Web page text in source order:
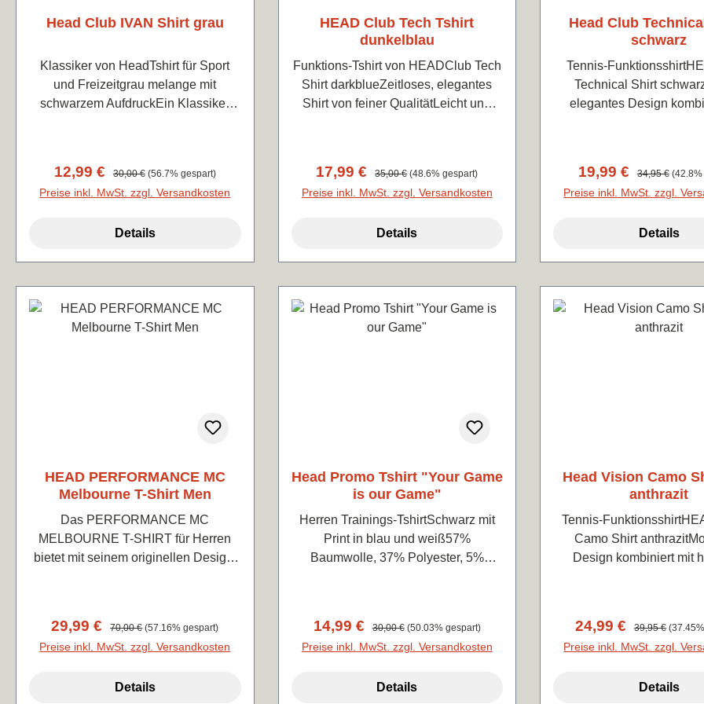
Polyester 10% Elastan woven • YKK
1-Way Zipper vorne mittig •
Feuchtigkeitsübertragung durch
Mikrofasertechnologie • Baseball
Kragen • Nackenband mit HEAD
Ärmelöffnungen
Head Club IVAN Shirt grau
Klassiker von HeadTshirt für Sport
und Freizeitgrau melange mit
schwarzem AufdruckEin Klassiker
Tragegefühl65% Polyester mit 35%
Baumwolle
Verkaufspreis:
12,99 € Regulärer Preis:
30,00 € (56.7% gespart)
Preise inkl. MwSt. zzgl. Versandkosten
Details
HEAD Club Tech Tshirt
dunkelblau
Funktions-Tshirt von HEADClub Tech
Shirt darkblueZeitloses, elegantes
Shirt von feiner QualitätLeicht und
Verkaufspreis:
17,99 € Regulärer Preis:
35,00 € (48.6% gespart)
Preise inkl. MwSt. zzgl. Versandkosten
Details
Head Club
schwarz
Tennis-
Technical Shirt
elegantes Design
Polyester ENDO
Verkaufspreis:
19,99 € Regulärer
34,95 €
Preise inkl. MwSt. zzgl.
Details
HEAD PERFORMANCE MC
Melbourne T-Shirt Men
Das PERFORMANCE MC
MELBOURNE T-SHIRT für Herren
bietet mit seinem originellen Design,
T-Shirt, das HEAD-Botschafter Marin
Cilic beim Wettkampf in Melbourne
Technologien und Materialien, die es
Verkaufspreis:
29,99 € Regulärer Preis:
70,00 € (57.16% gespart)
Preise inkl. MwSt. zzgl. Versandkosten
Details
Head Promo Tshirt "Your Game
is our Game"
Herren Trainings-TshirtSchwarz mit
Print in blau und weiß57%
Baumwolle, 37% Polyester, 5%
Verkaufspreis:
14,99 € Regulärer Preis:
30,00 € (50.03% gespart)
Preise inkl. MwSt. zzgl. Versandkosten
Details
Head Vision Camo
anthrazit
Tennis-
Camo Shirt
Design kombiniert mit
DRY
Verkaufspreis:
24,99 € Regulärer Preis:
39,95 €
Preise inkl. MwSt. zzgl.
Details